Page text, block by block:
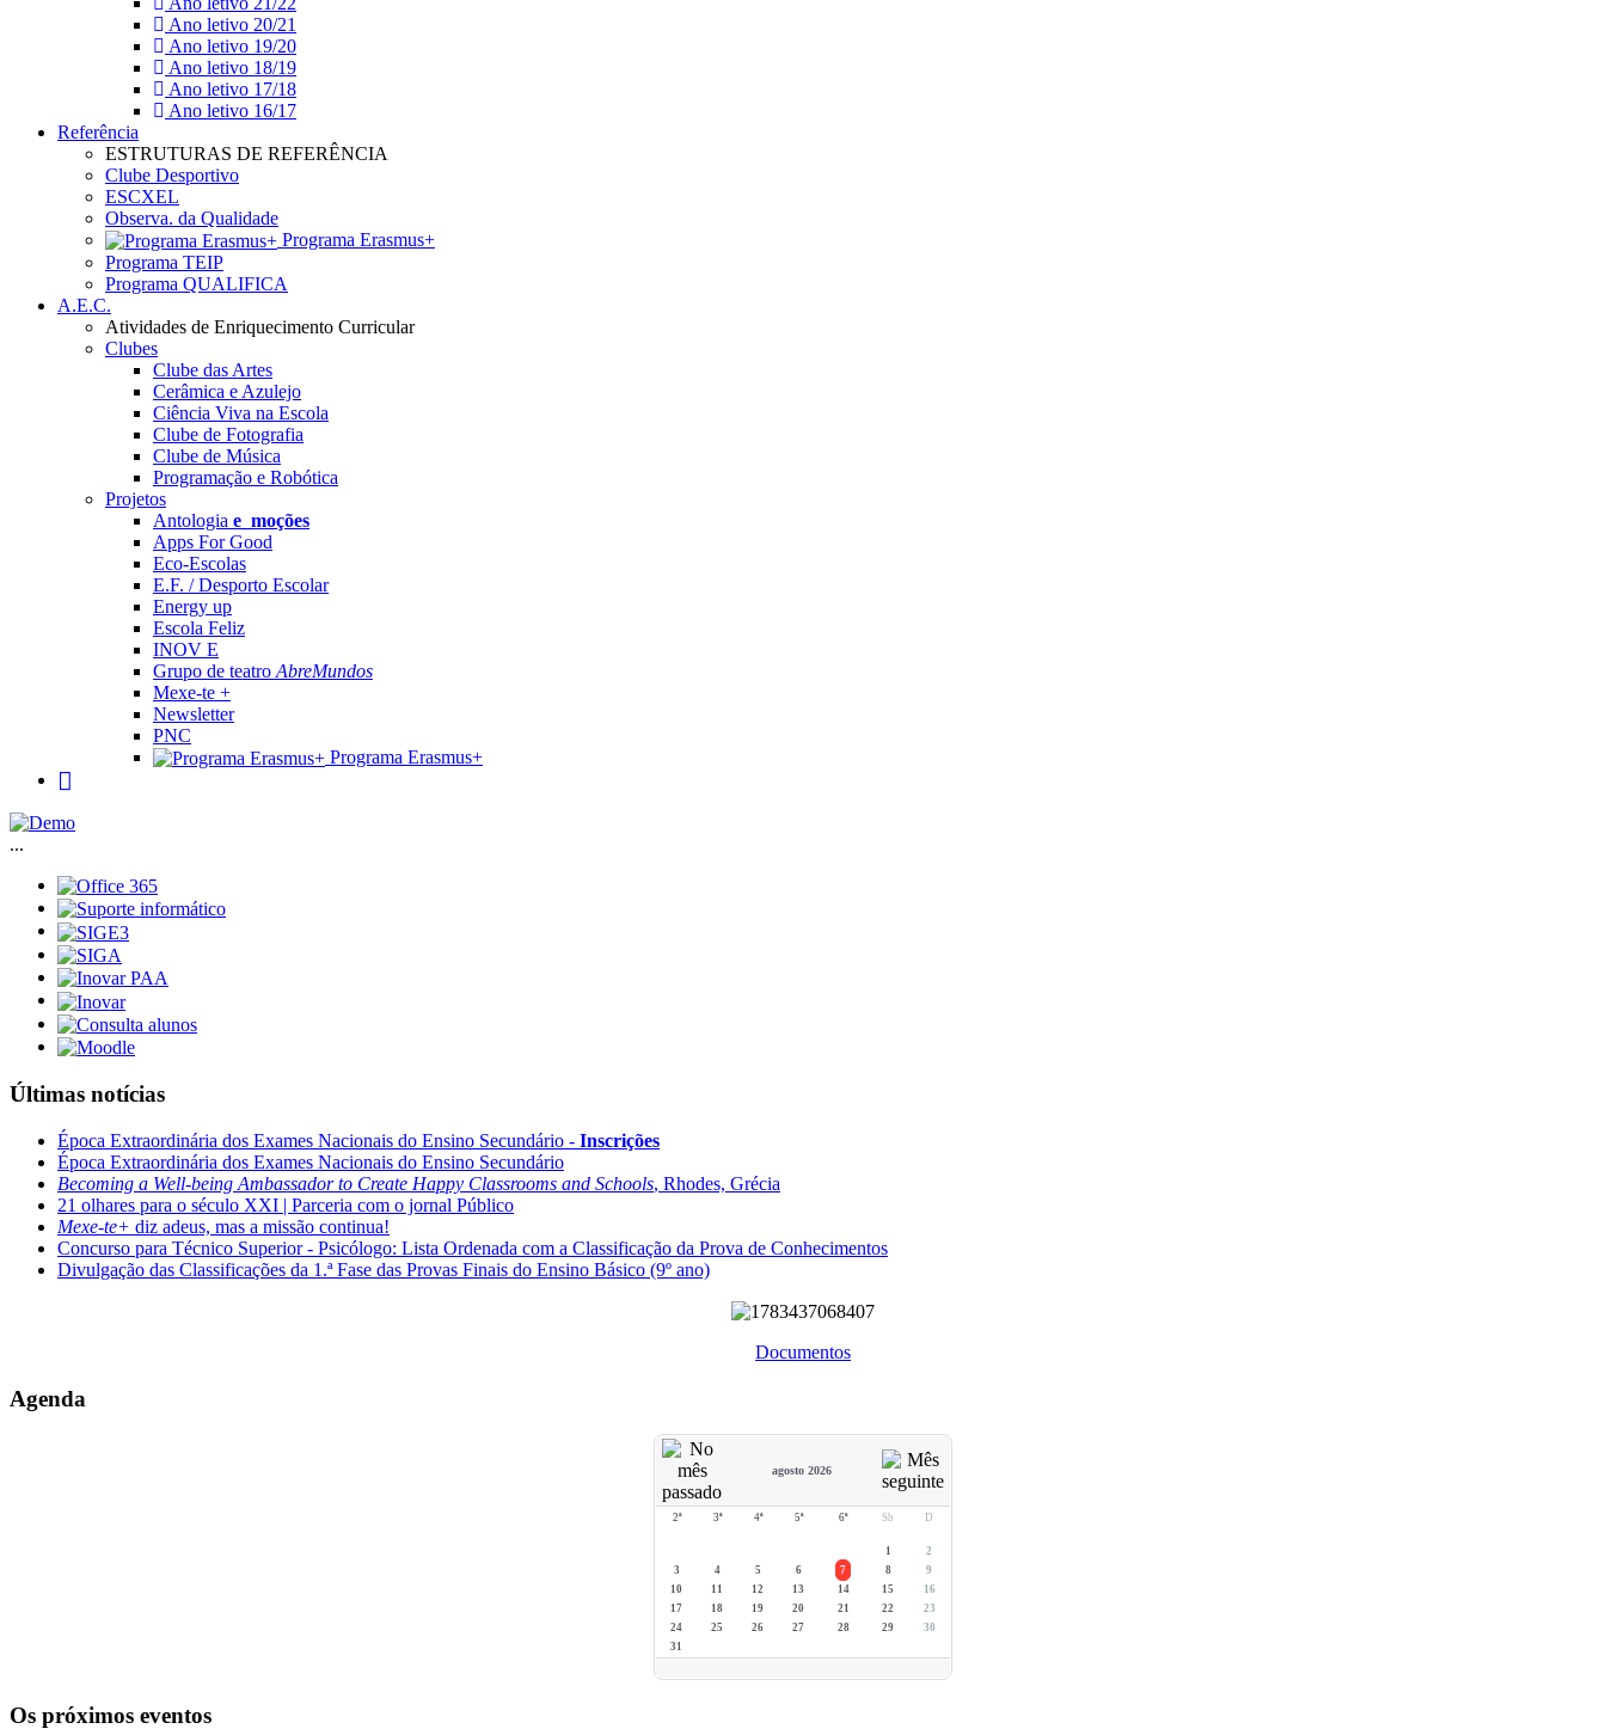
Ano letivo 20/21
Ano letivo 19/20
Ano letivo 18/19
Ano letivo 17/18
Ano letivo 16/17
Referência
ESTRUTURAS DE REFERÊNCIA
Clube Desportivo
ESCXEL
Observa. da Qualidade
Programa Erasmus+
Programa TEIP
Programa QUALIFICA
A.E.C.
Atividades de Enriquecimento Curricular
Clubes
Clube das Artes
Cerâmica e Azulejo
Ciência Viva na Escola
Clube de Fotografia
Clube de Música
Programação e Robótica
Projetos
Antologia e_moções
Apps For Good
Eco-Escolas
E.F. / Desporto Escolar
Energy up
Escola Feliz
INOV E
Grupo de teatro AbreMundos
Mexe-te +
Newsletter
PNC
Programa Erasmus+
...
Últimas notícias
Época Extraordinária dos Exames Nacionais do Ensino Secundário - Inscrições
Época Extraordinária dos Exames Nacionais do Ensino Secundário
Becoming a Well-being Ambassador to Create Happy Classrooms and Schools, Rhodes, Grécia
21 olhares para o século XXI | Parceria com o jornal Público
Mexe-te+ diz adeus, mas a missão continua!
Concurso para Técnico Superior - Psicólogo: Lista Ordenada com a Classificação da Prova de Conhecimentos
Divulgação das Classificações da 1.ª Fase das Provas Finais do Ensino Básico (9º ano)
Documentos
Agenda
agosto 2026
2ª 3ª 4ª 5ª 6ª Sb D
1
2
3
4 5 6 7 8
9
10
11 12 13 14 15
16
17
18 19 20 21 22
23
24
25 26 27 28 29
30
31
Os próximos eventos